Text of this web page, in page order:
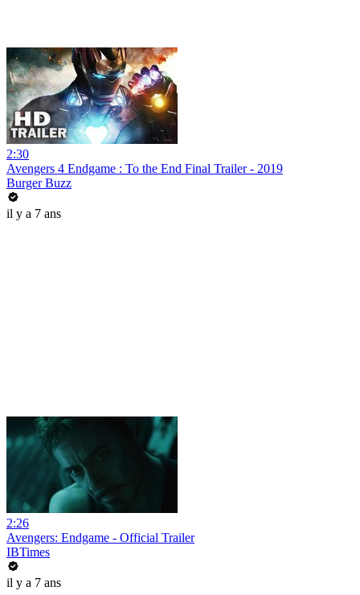
2:30
Avengers 4 Endgame : To the End Final Trailer - 2019
Burger Buzz
il y a 7 ans
2:26
Avengers: Endgame - Official Trailer
IBTimes
il y a 7 ans